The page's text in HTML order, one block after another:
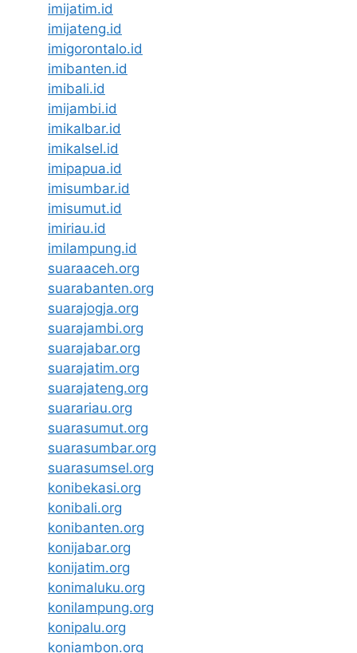
imijatim.id
imijateng.id
imigorontalo.id
imibanten.id
imibali.id
imijambi.id
imikalbar.id
imikalsel.id
imipapua.id
imisumbar.id
imisumut.id
imiriau.id
imilampung.id
suaraaceh.org
suarabanten.org
suarajogja.org
suarajambi.org
suarajabar.org
suarajatim.org
suarajateng.org
suarariau.org
suarasumut.org
suarasumbar.org
suarasumsel.org
konibekasi.org
konibali.org
konibanten.org
konijabar.org
konijatim.org
konimaluku.org
konilampung.org
konipalu.org
koniambon.org